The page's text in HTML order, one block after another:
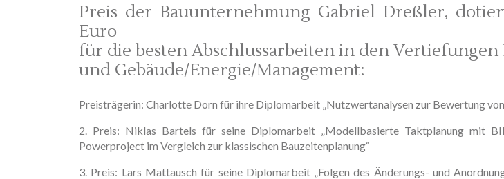
Preis der Bauunternehmung Gabriel Dreßler,
Euro
für die besten Abschlussarbeiten in den Vertiefungen
und Gebäude/Energie/Management:
Preisträgerin: Charlotte Dorn für ihre Diplomarbeit „Nutzwertanalysen zur Bewertung
2. Preis: Niklas Bartels für seine Diplomarbeit „Modellbasierte Taktplanung mit
Powerproject im Vergleich zur klassischen Bauzeitenplanung“
3. Preis: Lars Mattausch für seine Diplomarbeit „Folgen des Änderungs- und